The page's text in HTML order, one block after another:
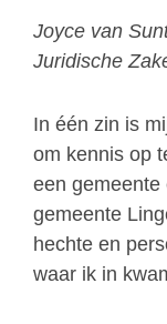
Joyce van
Juridische
In één zin is
om kennis op
een gemeente
gemeente
hechte en
waar ik in